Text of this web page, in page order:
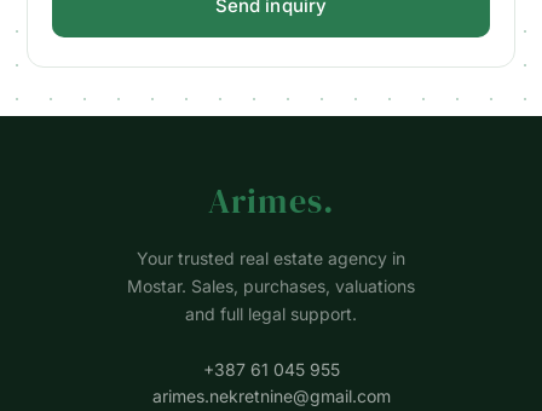
Send inquiry
Arimes.
Your trusted real estate agency in
Mostar. Sales, purchases, valuations
and full legal support.
+387 61 045 955
arimes.nekretnine@gmail.com